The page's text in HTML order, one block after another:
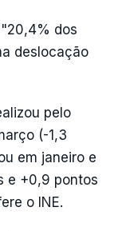
dos
deslocação
pelo
(-1,3
em janeiro e
e +0,9 pontos
o INE.